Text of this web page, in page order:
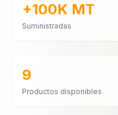
+100K MT
Suministradas
9
Productos disponibles